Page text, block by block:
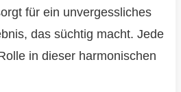
für ein unvergessliches
das süchtig macht. Jede
in dieser harmonischen